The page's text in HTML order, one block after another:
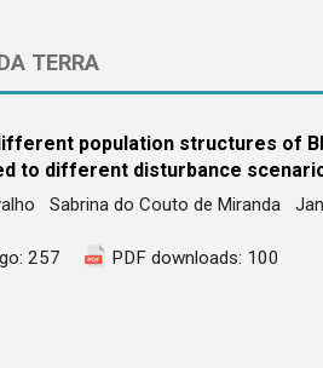
TERRA
population structures of
to different disturbance
Sabrina do Couto de Miranda
257 PDF downloads: 100